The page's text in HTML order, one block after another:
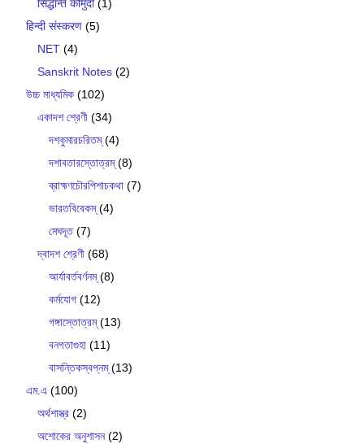
सिद्धान्त कौमुदी(1)
हिन्दी संस्करण (5)
NET (4)
Sanskrit Notes (2)
উচ্চ মাধ্যমিক (102)
একাদশ শ্রেণী (34)
দশকুমারচরিতম্(4)
দশাবতারস্তোত্রম্(8)
ব্রাহ্মণচৌরপিশাচকথা (7)
ভারতবিবেকম্(4)
মেঘদূত(7)
দ্বাদশ শ্রেণী (68)
আর্যাবর্তবর্ণনম্(8)
কর্মযোগ (12)
গঙ্গাস্তোত্রম্(13)
বনগতাগুহা (11)
বাসন্তিকস্বপ্নম্(13)
এম.এ (100)
অর্থশাস্ত্র (2)
অশোকের অনুশাসন(2)